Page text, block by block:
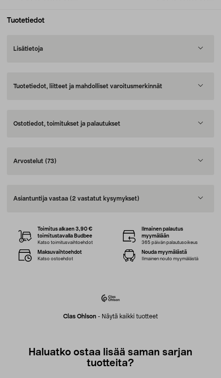
Tuotetiedot
Lisätietoja
Tuotetiedot, liitteet ja mahdolliset varoitusmerkinnät
Ostotiedot, toimitukset ja palautukset
Arvostelut (73)
Asiantuntija vastaa (2 vastatut kysymykset)
Clas Ohlson - Näytä kaikki tuotteet
Toimitus alkaen 3,90 €
toimitustavalla Budbee
Katso toimitusvaihtoehdot
Ilmainen palautus
myymälään
365 päivän palautusoikeus
Maksuvaihtoehdot
Katso ostoehdot
Nouda myymälästä
Ilmainen nouto myymälästä
Haluatko ostaa lisää saman sarjan
tuotteita?